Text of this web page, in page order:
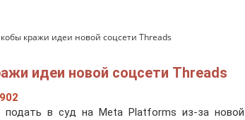
кражи идеи новой соцсети Threads
идеи новой соцсети Threads
902
подать в суд на Meta Platforms из-за новой